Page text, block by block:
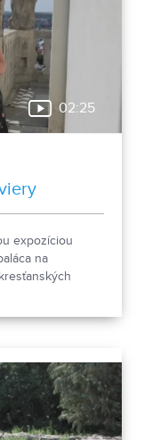
02:25
expozíciou
na